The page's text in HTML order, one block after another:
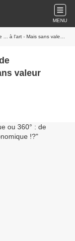
MENU
sans valeur économique !?
valeur